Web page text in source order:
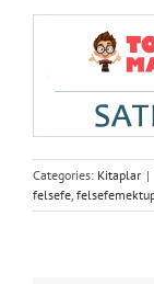
Categories: Kitaplar |
felsefe